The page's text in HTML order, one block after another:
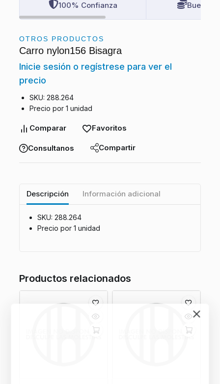
100% Confianza Buenos
OTROS PRODUCTOS
Carro nylon156 Bisagra
Inicie sesión o regístrese para ver el
precio
SKU: 288.264
Precio por 1 unidad
Comparar Favoritos
Consultanos Compartir
Descripción Información adicional
SKU: 288.264
Precio por 1 unidad
Productos relacionados